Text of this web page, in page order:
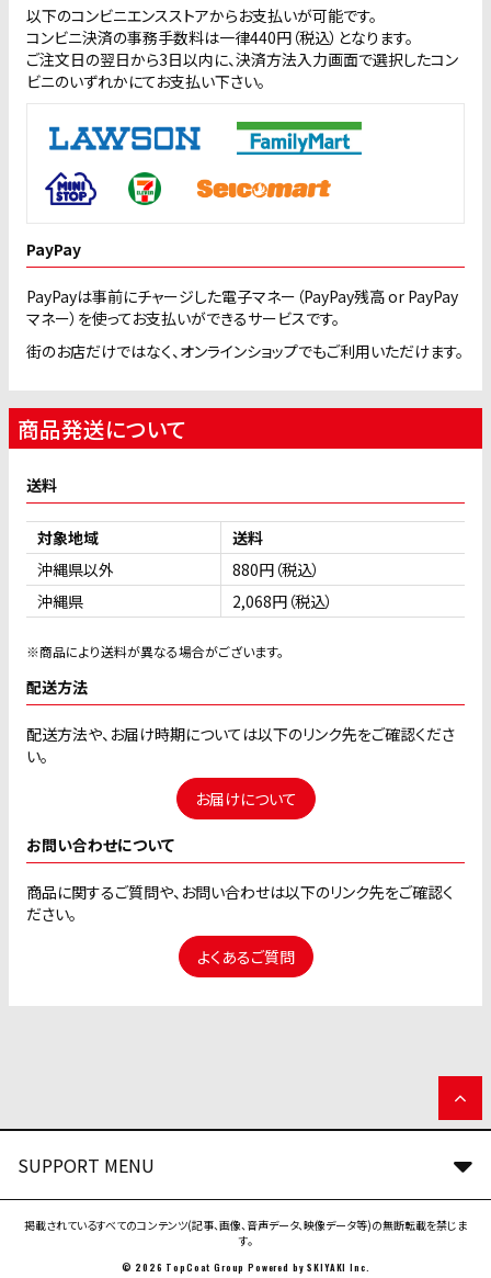
以下のコンビニエンスストアからお支払いが可能です。
コンビニ決済の事務手数料は一律440円（税込）となります。
ご注文日の翌日から3日以内に、決済方法入力画面で選択したコン
ビニのいずれかにてお支払い下さい。
PayPay
PayPayは事前にチャージした電子マネー（PayPay残高 or PayPay
マネー）を使ってお支払いができるサービスです。
街のお店だけではなく、オンラインショップでもご利用いただけます。
商品発送について
送料
対象地域
送料
沖縄県以外
880円（税込）
沖縄県
2,068円（税込）
※商品により送料が異なる場合がございます。
配送方法
配送方法や、お届け時期については以下のリンク先をご確認くださ
い。
お届けについて
お問い合わせについて
商品に関するご質問や、お問い合わせは以下のリンク先をご確認く
ださい。
よくあるご質問
SUPPORT MENU
掲載されているすべてのコンテンツ(記事、画像、音声データ、映像データ等)の無断転載を禁じま
す。
© 2026 TopCoat Group Powered bySKIYAKI Inc.